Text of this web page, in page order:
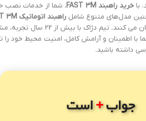
باخرید راهبند FAST 3M
، شما از خدمات نصب
مدل‌های متنوع شاملراهبند اتوماتیک FAST 3M
مختلف، انتخاب مناسب برای نیازهای
با اطمینان و آرامش کامل، امنیت محیط خود را
داشته باشید.
جواب+است